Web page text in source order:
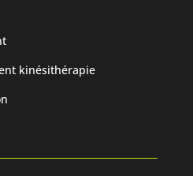
kinésithérapie